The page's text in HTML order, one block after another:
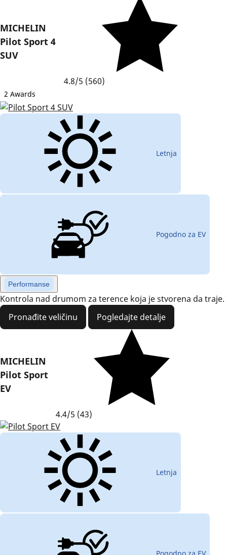
MICHELIN
Pilot Sport 4
SUV
4.8/5 (560)
2 Awards
Letnja
Pogodno za EV
Performanse
Kontrola nad drumom za terence koja je stvorena da traje.
Pronađite veličinu
Pogledajte detalje
MICHELIN
Pilot Sport
EV
4.4/5 (43)
Letnja